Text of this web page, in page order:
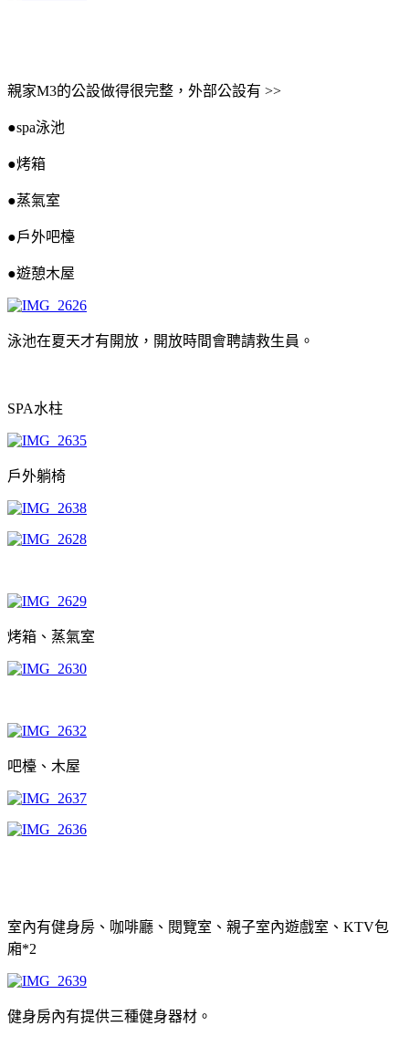
親家M3的公設做得很完整，外部公設有 >>
●spa泳池
●烤箱
●蒸氣室
●戶外吧檯
●遊憩木屋
泳池在夏天才有開放，開放時間會聘請救生員。
SPA水柱
戶外躺椅
烤箱、蒸氣室
吧檯、木屋
室內有健身房、咖啡廳、閱覽室、親子室內遊戲室、KTV包
廂*2
健身房內有提供三種健身器材。